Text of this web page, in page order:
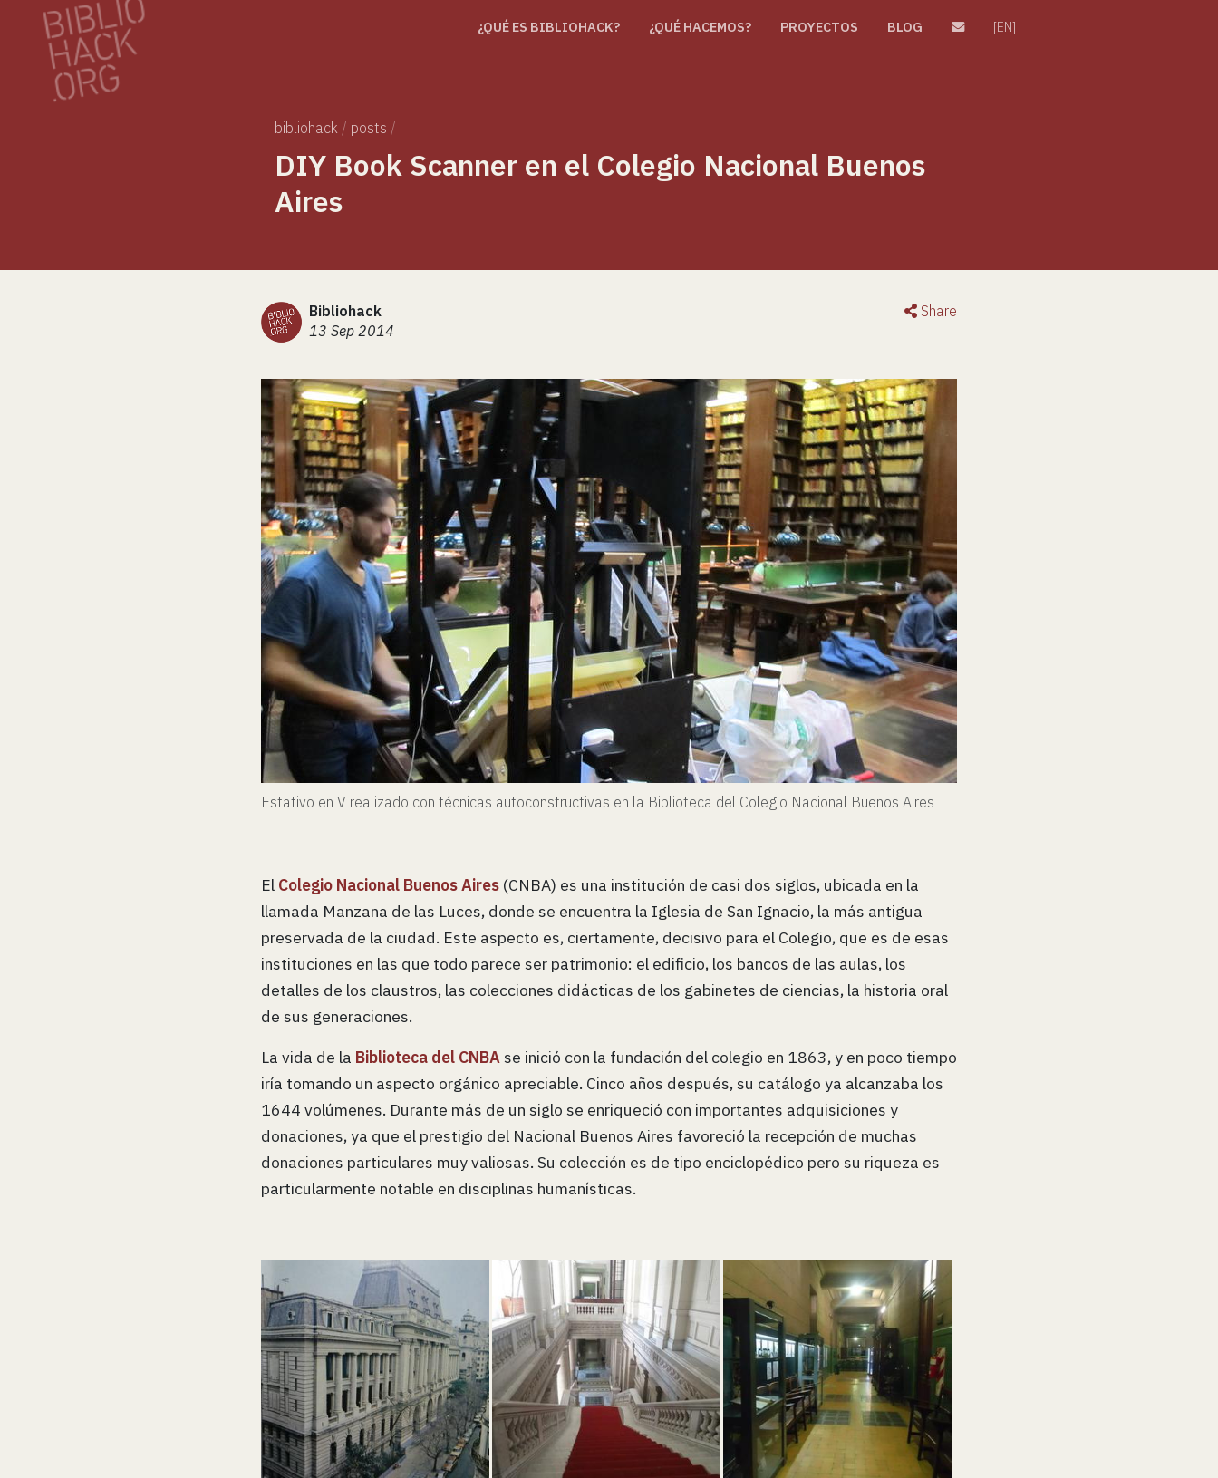
¿QUÉ ES BIBLIOHACK? ¿QUÉ HACEMOS? PROYECTOS BLOG [EN]
bibliohack / posts /
DIY Book Scanner en el Colegio Nacional Buenos
Aires
Share
Bibliohack
13 Sep 2014
Estativo en V realizado con técnicas autoconstructivas en la Biblioteca del Colegio Nacional Buenos Aires
El Colegio Nacional Buenos Aires (CNBA) es una institución de casi dos siglos, ubicada en la
llamada Manzana de las Luces, donde se encuentra la Iglesia de San Ignacio, la más antigua
preservada de la ciudad. Este aspecto es, ciertamente, decisivo para el Colegio, que es de esas
instituciones en las que todo parece ser patrimonio: el edificio, los bancos de las aulas, los
detalles de los claustros, las colecciones didácticas de los gabinetes de ciencias, la historia oral
de sus generaciones.
La vida de la Biblioteca del CNBAse inició con la fundación del colegio en 1863, y en poco tiempo
iría tomando un aspecto orgánico apreciable. Cinco años después, su catálogo ya alcanzaba los
1644 volúmenes. Durante más de un siglo se enriqueció con importantes adquisiciones y
donaciones, ya que el prestigio del Nacional Buenos Aires favoreció la recepción de muchas
donaciones particulares muy valiosas. Su colección es de tipo enciclopédico pero su riqueza es
particularmente notable en disciplinas humanísticas.